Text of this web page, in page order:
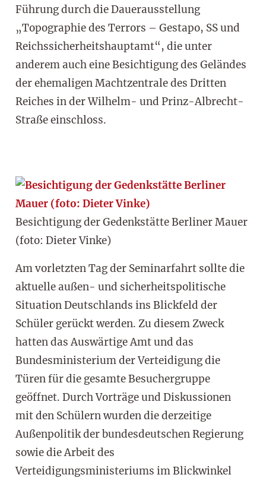
Führung durch die Dauerausstellung
„Topographie des Terrors – Gestapo, SS und
Reichssicherheitshauptamt“, die unter
anderem auch eine Besichtigung des Geländes
der ehemaligen Machtzentrale des Dritten
Reiches in der Wilhelm- und Prinz-Albrecht-
Straße einschloss.
Besichtigung der Gedenkstätte Berliner Mauer
(foto: Dieter Vinke)
Am vorletzten Tag der Seminarfahrt sollte die
aktuelle außen- und sicherheitspolitische
Situation Deutschlands ins Blickfeld der
Schüler gerückt werden. Zu diesem Zweck
hatten das Auswärtige Amt und das
Bundesministerium der Verteidigung die
Türen für die gesamte Besuchergruppe
geöffnet. Durch Vorträge und Diskussionen
mit den Schülern wurden die derzeitige
Außenpolitik der bundesdeutschen Regierung
sowie die Arbeit des
Verteidigungsministeriums im Blickwinkel